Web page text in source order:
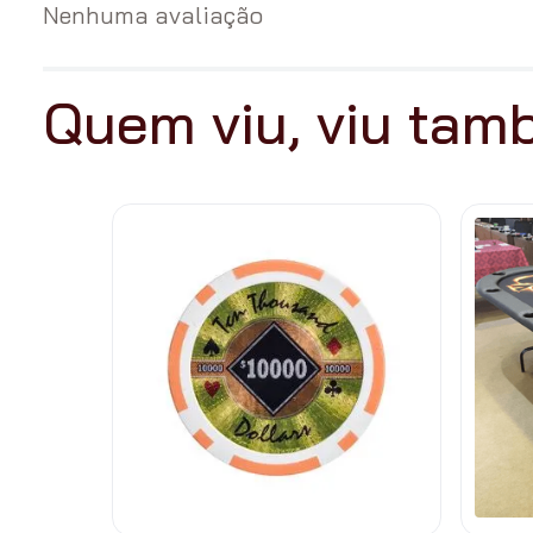
Nenhuma avaliação
Quem viu, viu